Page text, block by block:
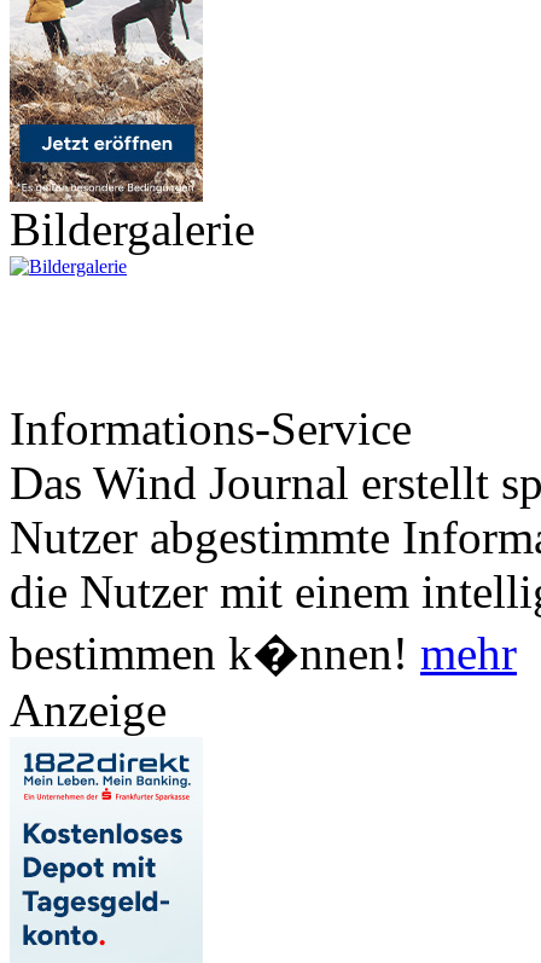
Bildergalerie
Informations-Service
Das Wind Journal erstellt
Nutzer abgestimmte
die Nutzer mit einem
bestimmen k�nnen! mehr
Anzeige